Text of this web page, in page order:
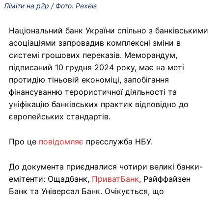
Ліміти на p2p / Фото: Pexels
Національний банк України спільно з банківськими
асоціаціями запровадив комплексні зміни в
системі грошових переказів. Меморандум,
підписаний 10 грудня 2024 року, має на меті
протидію тіньовій економіці, запобігання
фінансуванню терористичної діяльності та
уніфікацію банківських практик відповідно до
європейських стандартів.
Про це повідомляє пресслужба НБУ.
До документа приєдналися чотири великі банки-
емітенти: Ощадбанк, ПриватБанк, Райффайзен
Банк та Універсал Банк. Очікується, що